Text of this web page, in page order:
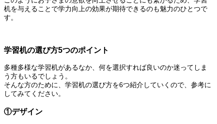
机を与えることで学力向上の効果が期待できるのも魅力のひとつで
す。
学習机の選び方5つのポイント
多種多様な学習机があるなか、何を選択すれば良いのか迷ってしま
う方もいるでしょう。
そんな方のために、学習机の選び方を6つ紹介していくので、参考に
してみてください。
①デザイン